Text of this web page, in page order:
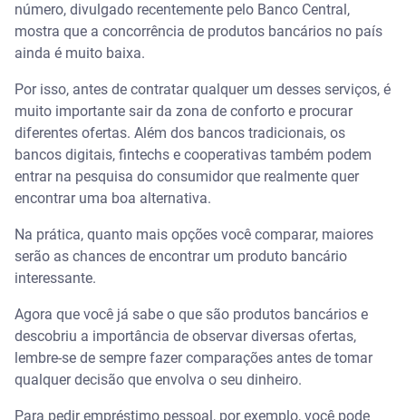
número, divulgado recentemente pelo Banco Central,
mostra que a concorrência de produtos bancários no país
ainda é muito baixa.
Por isso, antes de contratar qualquer um desses serviços, é
muito importante sair da zona de conforto e procurar
diferentes ofertas. Além dos bancos tradicionais, os
bancos digitais, fintechs e cooperativas também podem
entrar na pesquisa do consumidor que realmente quer
encontrar uma boa alternativa.
Na prática, quanto mais opções você comparar, maiores
serão as chances de encontrar um produto bancário
interessante.
Agora que você já sabe o que são produtos bancários e
descobriu a importância de observar diversas ofertas,
lembre-se de sempre fazer comparações antes de tomar
qualquer decisão que envolva o seu dinheiro.
Para pedir empréstimo pessoal, por exemplo, você pode